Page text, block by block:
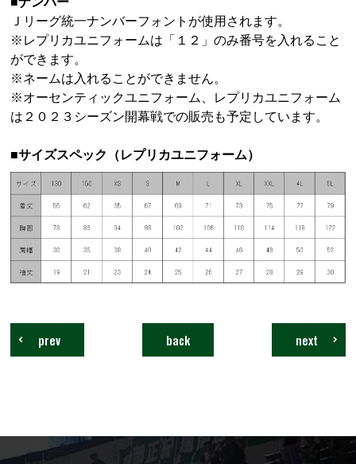
Ｊリーグ統一ナンバーフォントが使用されます。
※レプリカユニフォームは「１２」のみ番号を入れること
ができます。
※ネームは入れることができません。
※オーセンティックユニフォーム、レプリカユニフォーム
は２０２３シーズン開幕戦での販売も予定しています。
■サイズスペック（レプリカユニフォーム）
next
back
prev